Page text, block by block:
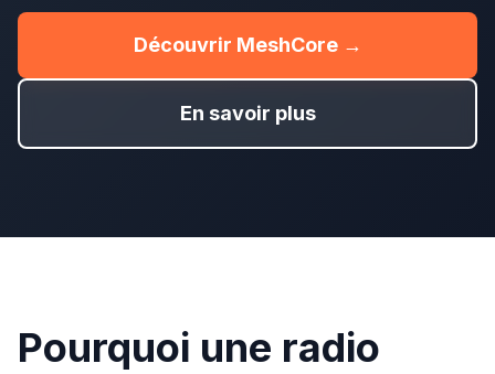
Découvrir MeshCore →
En savoir plus
Pourquoi une radio